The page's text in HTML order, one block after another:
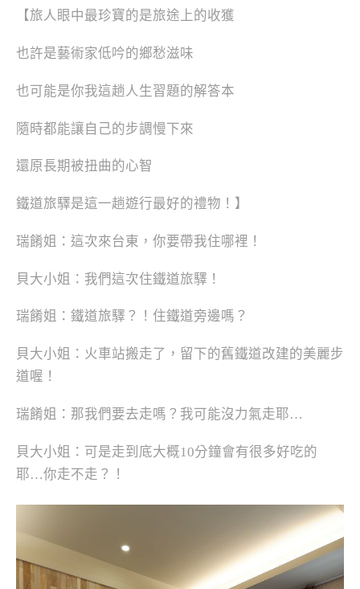
【旅人眼中最珍寶的是旅途上的收獲
也許是藝術家低吟的鄉愁滋味
也可能是你我這趟人生習題的解答本
隨時都能讓自己的步調慢下來
還原長期被扭曲的心智
鐵道旅驛是這一趟遊行最好的禮物！】
瑞餚姐：這次來台東，你要帶我住哪裡！
貝大小姐：我們這次住鐵道旅驛！
瑞餚姐：鐵道旅驛？！住鐵道旁邊嗎？
貝大小姐：火車站搬走了，留下的舊鐵道改建的美麗步
道喔！
瑞餚姐：那我們要去走嗎？我可能沒力氣走耶…
貝大小姐：可是走到底大概10分鐘會有很多好吃的
耶…你走不走？！